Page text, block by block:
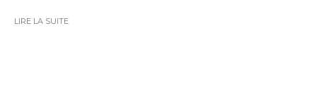
LIRE LA SUITE